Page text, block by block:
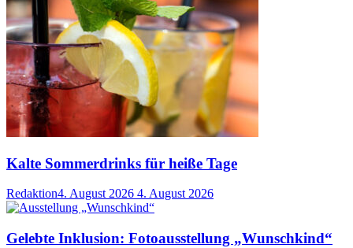
Kalte Sommerdrinks für heiße Tage
Redaktion4. August 2026 4. August 2026
Gelebte Inklusion: Fotoausstellung „Wunschkind“